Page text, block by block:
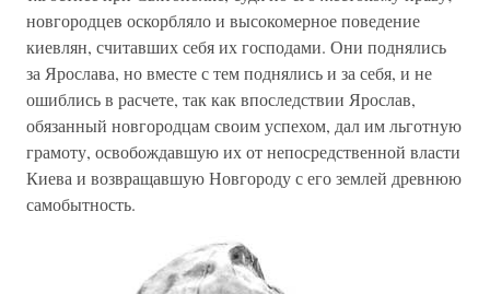
новгородцев оскорбляло и высокомерное поведение
киевлян, считавших себя их господами. Они поднялись
за Ярослава, но вместе с тем поднялись и за себя, и не
ошиблись в расчете, так как впоследствии Ярослав,
обязанный новгородцам своим успехом, дал им льготную
грамоту, освобождавшую их от непосредственной власти
Киева и возвращавшую Новгороду с его землей древнюю
самобытность.